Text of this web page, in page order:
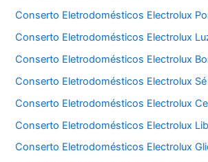
Conserto Eletrodomésticos Electrolux
Conserto Eletrodomésticos Electrolux
Conserto Eletrodomésticos Electrolux
Conserto Eletrodomésticos Electrolux Sé
Conserto Eletrodomésticos Electrolux
Conserto Eletrodomésticos Electrolux
Conserto Eletrodomésticos Electrolux